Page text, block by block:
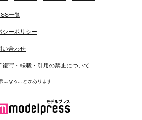
一覧
シーポリシー
い合わせ
写・転載・引用の禁止について
になることがあります